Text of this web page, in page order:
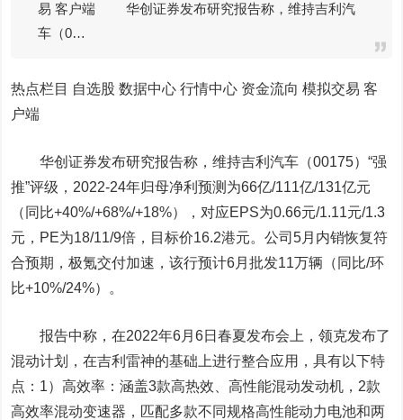
易 客户端 华创证券发布研究报告称，维持吉利汽
车（0…
热点栏目 自选股 数据中心 行情中心 资金流向 模拟交易 客
户端
华创证券发布研究报告称，维持吉利汽车 （00175）“强
推”评级，2022-24年归母净利预测为66亿/111亿/131亿元
（同比+40%/+68%/+18%），对应EPS为0.66元/1.11元/1.3
元，PE为18/11/9倍，目标价16.2港元。公司5月内销恢复符
合预期，极氪交付加速，该行预计6月批发11万辆（同比/环
比+10%/24%）。
报告中称，在2022年6月6日春夏发布会上，领克发布了
混动计划，在吉利雷神的基础上进行整合应用，具有以下特
点：1）高效率：涵盖3款高热效、高性能混动发动机，2款
高效率混动变速器，匹配多款不同规格高性能动力电池和两